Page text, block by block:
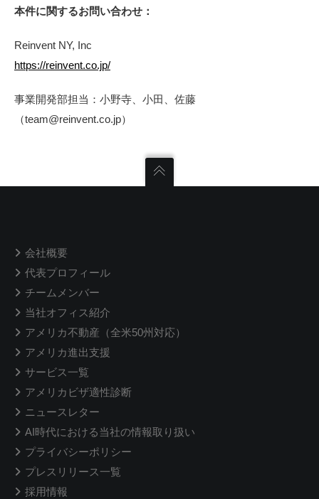
本件に関するお問い合わせ：
Reinvent NY, Inc
https://reinvent.co.jp/
事業開発部担当：小野寺、小田、佐藤
（team@reinvent.co.jp）
会社概要
代表プロフィール
チームメンバー
当社オフィス紹介
アメリカ不動産（全米50州対応）
アメリカ進出支援
サービス一覧
アメリカビザ適性診断
ニュースレター
AI時代における当社の情報取り扱い
プライバシーポリシー
プレスリリース一覧
採用情報